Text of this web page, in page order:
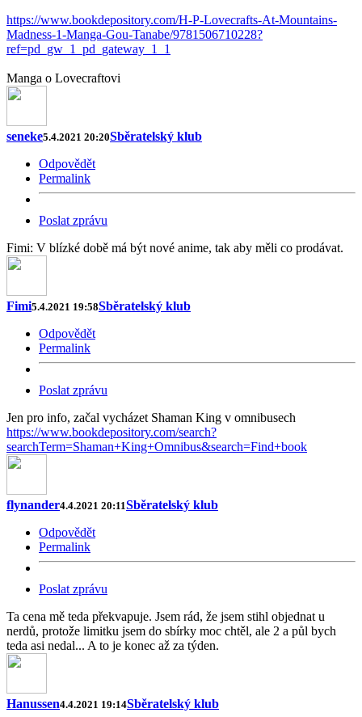
https://www.bookdepository.com/H-P-Lovecrafts-At-Mountains-
Madness-1-Manga-Gou-Tanabe/9781506710228?
ref=pd_gw_1_pd_gateway_1_1
Manga o Lovecraftovi
seneke5.4.2021 20:20Sběratelský klub
Odpovědět
Permalink
Poslat zprávu
Fimi: V blízké době má být nové anime, tak aby měli co prodávat.
Fimi5.4.2021 19:58Sběratelský klub
Odpovědět
Permalink
Poslat zprávu
Jen pro info, začal vycházet Shaman King v omnibusech
https://www.bookdepository.com/search?
searchTerm=Shaman+King+Omnibus&search=Find+book
flynander4.4.2021 20:11Sběratelský klub
Odpovědět
Permalink
Poslat zprávu
Ta cena mě teda překvapuje. Jsem rád, že jsem stihl objednat u
nerdů, protože limitku jsem do sbírky moc chtěl, ale 2 a půl bych
teda asi nedal... A to je konec až za týden.
Hanussen4.4.2021 19:14Sběratelský klub